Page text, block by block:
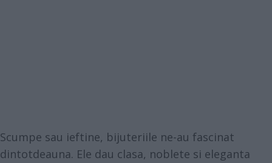
Scumpe sau ieftine, bijuteriile ne-au fascinat
dintotdeauna. Ele dau clasa, noblete si eleganta